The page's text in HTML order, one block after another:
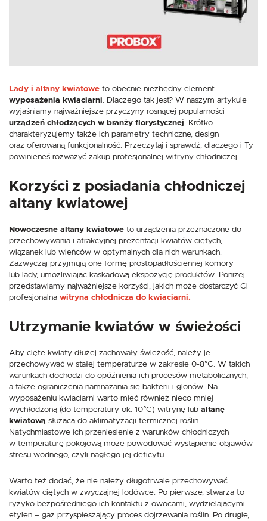
Lady i altany kwiatowe to obecnie niezbędny element
wyposażenia kwiaciarni. Dlaczego tak jest? W naszym artykule
wyjaśniamy najważniejsze przyczyny rosnącej popularności
urządzeń chłodzących w branży florystycznej. Krótko
charakteryzujemy także ich parametry techniczne, design
oraz oferowaną funkcjonalność. Przeczytaj i sprawdź, dlaczego i Ty
powinieneś rozważyć zakup profesjonalnej witryny chłodniczej.
Korzyści z posiadania chłodniczej
altany kwiatowej
Nowoczesne altany kwiatowe to urządzenia przeznaczone do
przechowywania i atrakcyjnej prezentacji kwiatów ciętych,
wiązanek lub wieńców w optymalnych dla nich warunkach.
Zazwyczaj przyjmują one formę prostopadłościennej komory
lub lady, umożliwiając kaskadową ekspozycję produktów. Poniżej
przedstawiamy najważniejsze korzyści, jakich może dostarczyć Ci
profesjonalna witryna chłodnicza do kwiaciarni.
Utrzymanie kwiatów w świeżości
Aby cięte kwiaty dłużej zachowały świeżość, należy je
przechowywać w stałej temperaturze w zakresie 0-8°C. W takich
warunkach dochodzi do opóźnienia ich procesów metabolicznych,
a także ograniczenia namnażania się bakterii i glonów. Na
wyposażeniu kwiaciarni warto mieć również nieco mniej
wychłodzoną (do temperatury ok. 10°C) witrynę lub altanę
kwiatową służącą do aklimatyzacji termicznej roślin.
Natychmiastowe ich przeniesienie z warunków chłodniczych
w temperaturę pokojową może powodować wystąpienie objawów
stresu wodnego, czyli nagłego jej deficytu.
Warto też dodać, że nie należy długotrwale przechowywać
kwiatów ciętych w zwyczajnej lodówce. Po pierwsze, stwarza to
ryzyko bezpośredniego ich kontaktu z owocami, wydzielającymi
etylen – gaz przyspieszający proces dojrzewania roślin. Po drugie,
korzystania z funkcjonalności naszej strony poprzez dopasowanie jej do
Twoich indywidualnych preferencji. Wyrażenie zgody na funkcjonalne i
Twoich potrzeb.
wykorzystywania witryny internetowej, miejsca oraz częstotliwości, z jaką
odwiedzane są nasze serwisy www. Dane pozwalają nam na ocenę
naszych serwisów internetowych pod względem ich popularności wśród
użytkowników. Zgromadzone informacje są przetwarzane w formie
zanonimizowanej. Wyrażenie zgody na analityczne pliki cookies gwarantuje
dostępność wszystkich funkcjonalności.
Reklamowe
Dzięki reklamowym plikom cookies prezentujemy Ci najciekawsze
informacje i aktualności na stronach naszych partnerów.
Promocyjne pliki cookies służą do prezentowania Ci naszych komunikatów
pojawić się na stronach podmiotów trzecich lub firm będących naszymi
partnerami oraz innych dostawców usług. Firmy te działają w charakterze
pośredników prezentujących nasze treści w postaci wiadomości, ofert,
komunikatów mediów społecznościowych.